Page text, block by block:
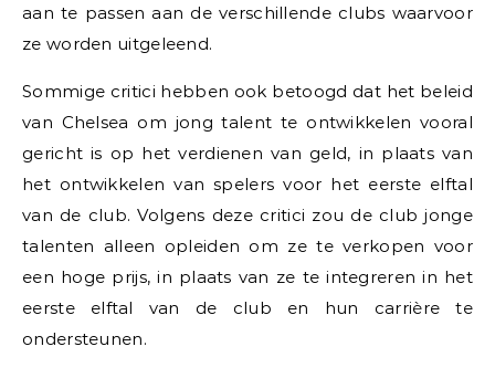
aan te passen aan de verschillende clubs waarvoor
ze worden uitgeleend.
Sommige critici hebben ook betoogd dat het beleid
van Chelsea om jong talent te ontwikkelen vooral
gericht is op het verdienen van geld, in plaats van
het ontwikkelen van spelers voor het eerste elftal
van de club. Volgens deze critici zou de club jonge
talenten alleen opleiden om ze te verkopen voor
een hoge prijs, in plaats van ze te integreren in het
eerste elftal van de club en hun carrière te
ondersteunen.